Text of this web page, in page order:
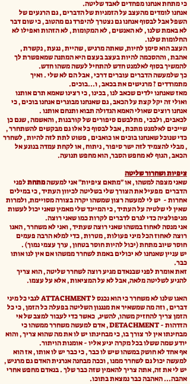
כי מתחת אנחנו מפחדים לאבד שליטה.
אנחנו לומדים מהעצב על הזמניות של הדברים , גם הרגעים של
השפל אבל לבסוף אנחנו גם נצטרך להיפרד גם מהטוב , כי שום דבר
לא באמת שלנו , לא האנשים , לא המקומות , לא הזהות ואפילו לא
החלומות שלנו.
העצב הוא סימן לחיות, שאתה מרגיש , שהיית , נגעת , נקשרת ,
אהבת , וההסכמה להיות בעצב בעצם היא המתנה שמאפשרת לך
להמשיך בסוף לאלמנט חדש להתחיל לעשה משהו חדש.
כך שלמעשה הדברים עוברים דרכי , אבל הם לא שלי . ואיך
מתמודדים ? מרגישים את בכאב , ו...בוכים.
מאז שאנחנו ילדים שכאב לנו , בכינו , כי רצינו שאמא תרם אותנו
ואולי זה יקל קצת על הכאב , גם שאנחנו מבוגרים אנחנו בוכים , כי
אנחנו רוצים שאולי האמא הגדולה תבוא ותנחם אותנו .
לכאבים, ולבכי , מתלבשם סיפורים של קורבנות , והאשמה , שגם כן
שייכים לאלמנט מתכת , אבל לבסוף כל אלו גם מבקשים להשתחרר ,
כדי שנוכל שאנחנו בוכים או כואבים , פשוט לתת לזה להיות , לשחרר
, מבלי להצמיד לזה ישר סיפור , ניתוח , או לקחת עמדה בנוגע אל
הכאב , הגוף לא מחפש הסבר, הוא מחפש תנועה.
ציפיות ושחרור שליטה
שאני מצפה למשהו , או "מתאם ציפיות" אני למעשהמתחתלפני
הדברים מפעיל את הצורך שלי בשליטה לכיוון העתיד , כי במילים
אחרות - יש לי למעשה רצון שמשהו יקרה בצורה מסויימת, ולמרות
שאין לי שלטיה על העתיד , כי המיינד שלי מאמין שאני יכול לעשות
מניפולציה כדי לגרם לדברים לקרות כמו שאני רוצה.
אני מנסה לאחוז במשהו שאני רוצה שעתיד , ואני לא משחרר , האגו
רוצה לאחוז הכל מיני פעולות , מטרות , כדי למלא הרבה פעמים
חוסר שיוב מתחת (יכול להיות חוסר בטחון , ערך עצמי נמוך) .
יש עניין שאנחנו לא יכולים באמת לשחרר ממשהו אם אין לנו אותו
כבר.
זאת אומרת לפני שבנאדם מגיע רוצה לשחרר שליטה , הוא צריך
להגיע לשליטה מלאה, אבל לא על המציאות , אלא על עצמו.
האגו שלנו לא משחרר כי הוא נכנס ל ATTACHMENT לגבי כל מיני
דברים , וזה מה שמשאיר את מנגנון השליטה בפעלה כל הזמן , כי כל
הזמן צריך להחזיק משהו, להשיג, כאשר כדי לעבור למצב של אי
הזדהות - DETACHMENT , אדם למעשה משחרר ממשהו כי
מבחינתו אין לר צורך בו, כי מבחינתו יש לו את מה שהוא צריך , והוא
יודע שמה ששלו בכל מקרה יגיע אליו - אומנות הויתור.
אף אחד לא חושק במשהו שיש לו כבר , כי כבר יש לו אותו , אז הוא
למעשה יכול גם לשחרר ממנו , וככה מבחנה אנרגית האדם גם מרגיש ,
יש לי את זה, אתה צריך להאמין שזה כבר שלך . בנאדם מחפש אחרי
אהבה... האהבה כבר נמצאת בתוכו.